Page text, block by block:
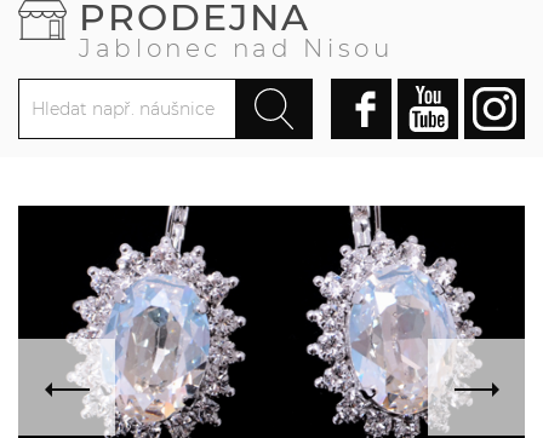
PRODEJNA
Jablonec nad Nisou